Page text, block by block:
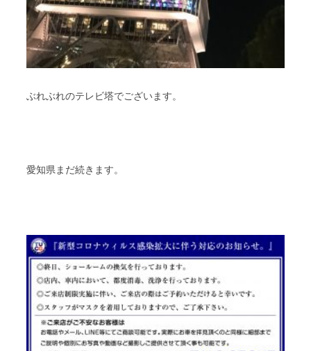
ぶれぶれのテレビ塔でございます。
愛知県まだ続きます。